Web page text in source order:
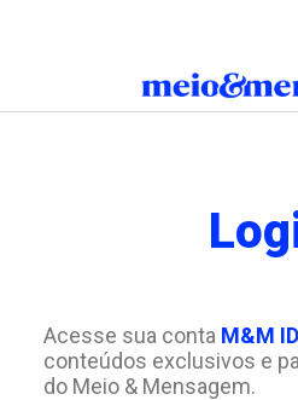
Acesse sua conta M&M ID
conteúdos exclusivos e
do Meio & Mensagem.